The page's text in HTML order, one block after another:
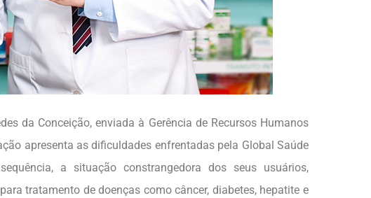
da Conceição, enviada à Gerência de Recursos Humanos
apresenta as dificuldades enfrentadas pela Global Saúde
a situação constrangedora dos seus usuários,
tratamento de doenças como câncer, diabetes, hepatite e